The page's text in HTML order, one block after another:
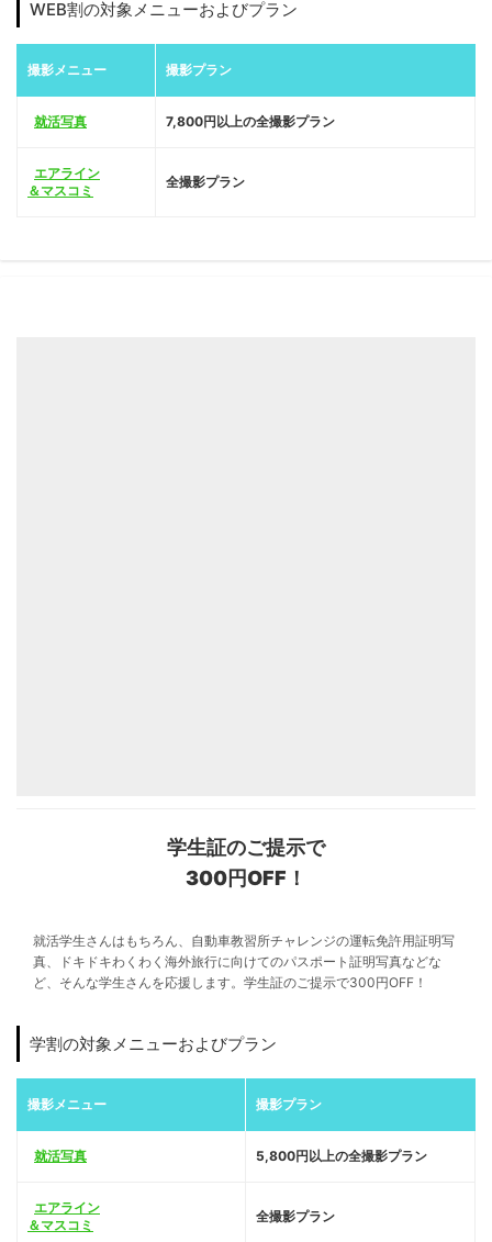
WEB割の対象メニューおよびプラン
撮影メニュー 撮影プラン
就活写真 7,800円以上の全撮影プラン
エアライン
＆マスコミ
全撮影プラン
学生証のご提示で
300円OFF！
就活学生さんはもちろん、自動車教習所チャレンジの運転免許用証明写
真、ドキドキわくわく海外旅行に向けてのパスポート証明写真などな
ど、そんな学生さんを応援します。学生証のご提示で300円OFF！
学割の対象メニューおよびプラン
撮影メニュー 撮影プラン
就活写真 5,800円以上の全撮影プラン
エアライン
＆マスコミ
全撮影プラン